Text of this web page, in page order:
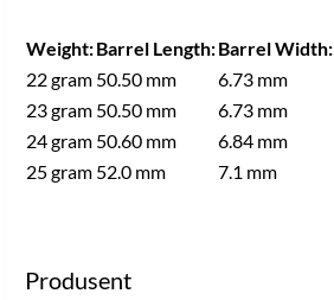
Weight:Barrel Length:Barrel Width:
22 gram 50.50 mm
6.73 mm
23 gram 50.50 mm
6.73 mm
24 gram 50.60 mm
6.84 mm
25 gram 52.0 mm 7.1 mm
Produsent